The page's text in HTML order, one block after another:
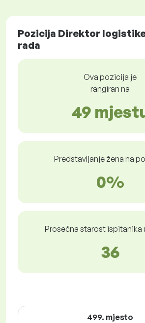
Pozicija Direktor
rada
Ova pozicija je
rangiran na
49
Predstavljanje žena na
0%
Prosečna starost ispitanika
36
499. mjesto